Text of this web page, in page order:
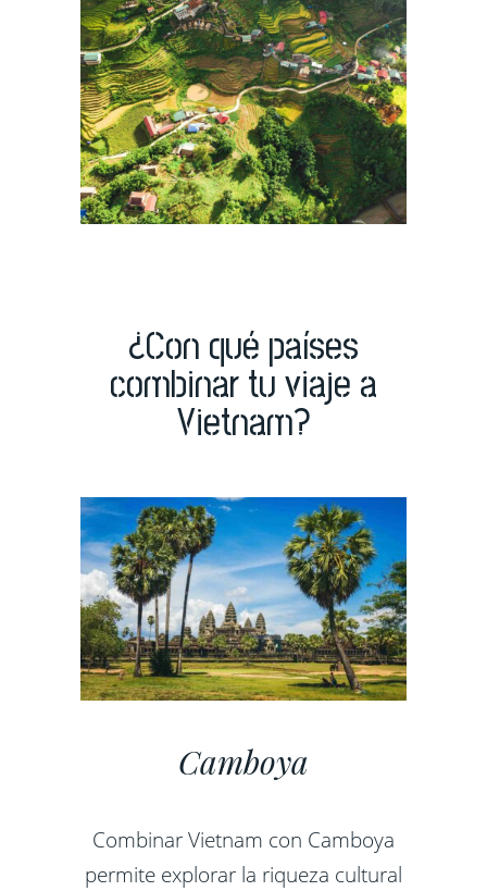
¿Con qué países
combinar tu viaje a
Vietnam?
Camboya
Combinar Vietnam con Camboya
permite explorar la riqueza cultural